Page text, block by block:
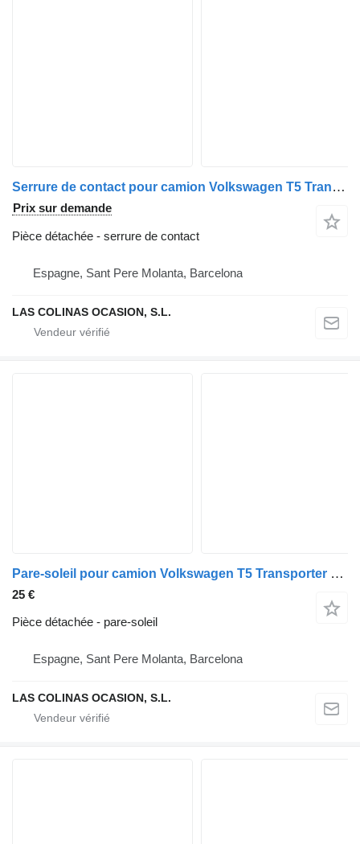
Serrure de contact pour camion Volkswagen T5 Transporter Furgón/Combi (7H)(04.2003->)
Prix sur demande
Pièce détachée - serrure de contact
Espagne, Sant Pere Molanta, Barcelona
LAS COLINAS OCASION, S.L.
Pare-soleil pour camion Volkswagen T5 Transporter Furgón/Combi (7H)(04.2003->)
25 €
Pièce détachée - pare-soleil
Espagne, Sant Pere Molanta, Barcelona
LAS COLINAS OCASION, S.L.